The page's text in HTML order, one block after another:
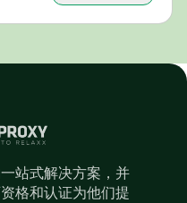
站式解决方案，并
格和认证为他们提